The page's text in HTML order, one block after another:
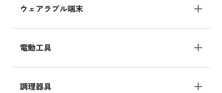
ウェアラブル端末
電動工具
調理器具